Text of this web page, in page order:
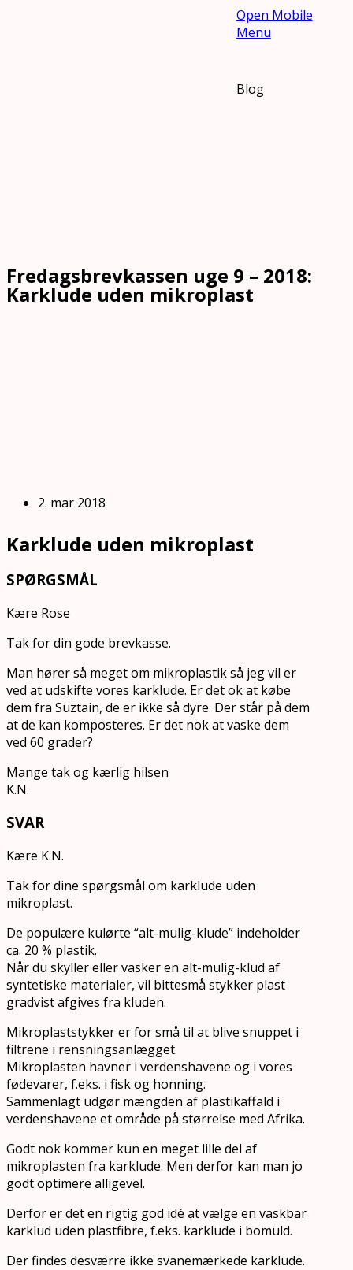
Open Mobile
Menu
Blog
Fredagsbrevkassen uge 9 – 2018:
Karklude uden mikroplast
2. mar 2018
Karklude uden mikroplast
SPØRGSMÅL
Kære Rose
Tak for din gode brevkasse.
Man hører så meget om mikroplastik så jeg vil er
ved at udskifte vores karklude. Er det ok at købe
dem fra Suztain, de er ikke så dyre. Der står på dem
at de kan komposteres. Er det nok at vaske dem
ved 60 grader?
Mange tak og kærlig hilsen
K.N.
SVAR
Kære K.N.
Tak for dine spørgsmål om karklude uden
mikroplast.
De populære kulørte “alt-mulig-klude” indeholder
ca. 20 % plastik.
Når du skyller eller vasker en alt-mulig-klud af
syntetiske materialer, vil bittesmå stykker plast
gradvist afgives fra kluden.
Mikroplaststykker er for små til at blive snuppet i
filtrene i rensningsanlægget.
Mikroplasten havner i verdenshavene og i vores
fødevarer, f.eks. i fisk og honning.
Sammenlagt udgør mængden af plastikaffald i
verdenshavene et område på størrelse med Afrika.
Godt nok kommer kun en meget lille del af
mikroplasten fra karklude. Men derfor kan man jo
godt optimere alligevel.
Derfor er det en rigtig god idé at vælge en vaskbar
karklud uden plastfibre, f.eks. karklude i bomuld.
Der findes desværre ikke svanemærkede karklude.